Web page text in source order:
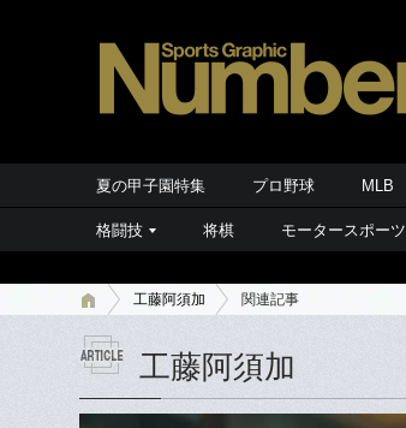
夏の甲子園特集 プロ野球 MLB
格闘技 将棋 モータースポーツ
工藤阿須加 関連記事
工藤阿須加